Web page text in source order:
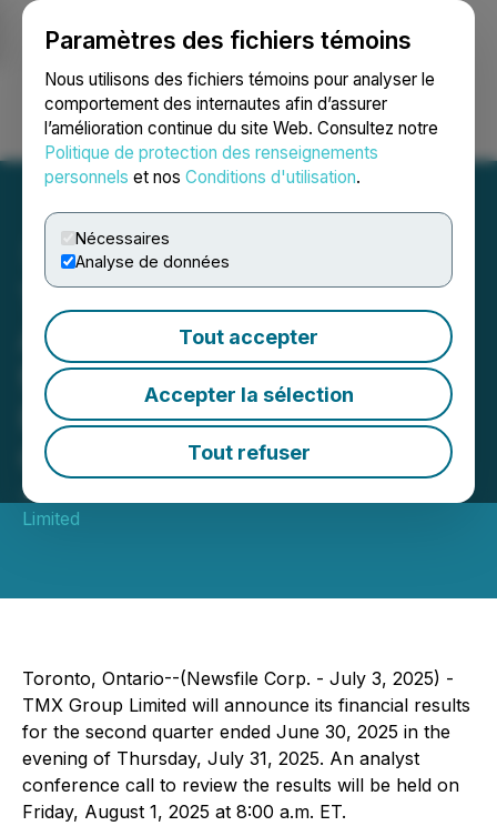
Paramètres des fichiers témoins
Nous utilisons des fichiers témoins pour analyser le
comportement des internautes afin d’assurer
l’amélioration continue du site Web. Consultez notre
Politique de protection des renseignements
personnels et nos Conditions d'utilisation.
Nécessaires
Analyse de données
Tout accepter
Accepter la sélection
Tout refuser
Ouvrir une session Recherche English
TMX Group Limited
Announces Release Date
for Q2 2025 Financial
Results and Analyst
Conference Call
July 03, 2025 10:30 AM EDT | Source:
Limited
Toronto, Ontario--(Newsfile Corp. - July 3, 2025) -
TMX Group Limited will announce its financial results
for the second quarter ended June 30, 2025 in the
evening of Thursday, July 31, 2025. An analyst
conference call to review the results will be held on
Friday, August 1, 2025 at 8:00 a.m. ET.